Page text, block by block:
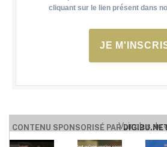
cliquant sur le lien présent dans
JE
CONTENU SPONSORISÉ PARVoir plus de